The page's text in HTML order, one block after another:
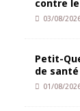
contre
03/08/
Petit-
de
01/08/